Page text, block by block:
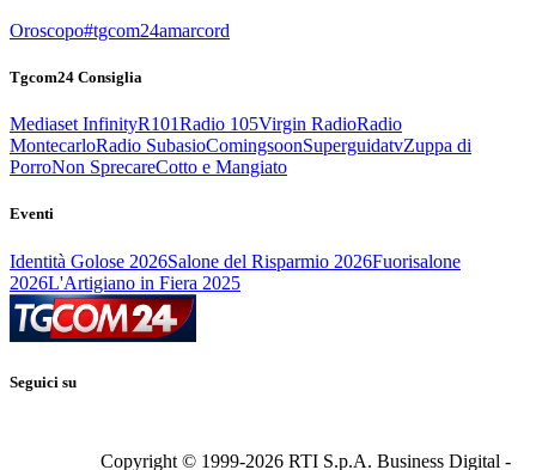
Oroscopo#tgcom24amarcord
Tgcom24 Consiglia
Mediaset InfinityR101Radio 105Virgin RadioRadio
MontecarloRadio SubasioComingsoonSuperguidatvZuppa di
PorroNon SprecareCotto e Mangiato
Eventi
Identità Golose 2026Salone del Risparmio 2026Fuorisalone
2026L'Artigiano in Fiera 2025
Seguici su
Copyright © 1999-2026 RTI S.p.A. Business Digital -